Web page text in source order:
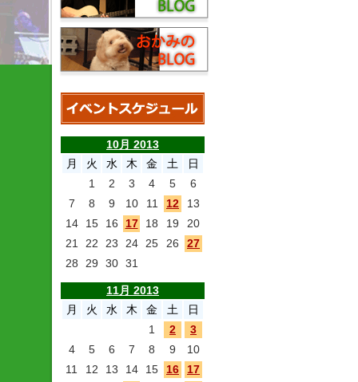
10月 2013
月
火 水 木 金 土
日
1
2 3 4 5
6
7
8 9 10 11 12
13
14
15 16 17 18 19
20
21
22 23 24 25 26
27
28
29 30 31
11月 2013
月
火 水 木 金 土
日
1
2
3
4
5 6 7 8 9
10
11
12 13 14 15 16
17